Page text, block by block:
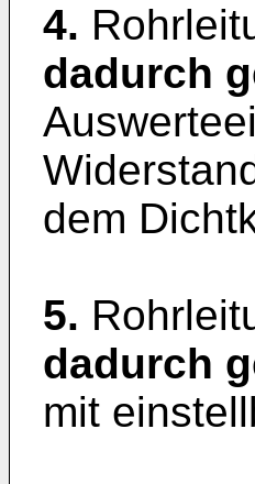
4.
dadurch
dem
5.
dadurch
mit